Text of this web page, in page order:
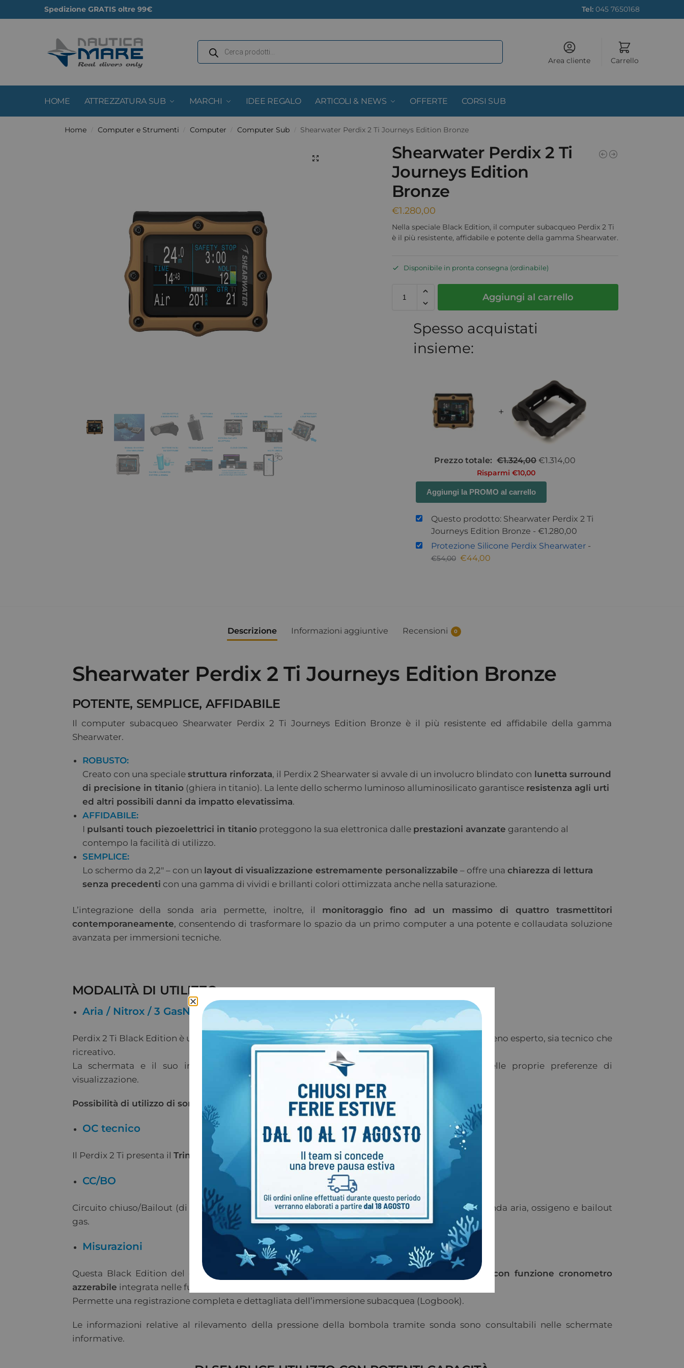
Spedizione GRATIS oltre 99€ Tel: 045 7650168
Area cliente Carrello
HOME ATTREZZATURA SUB MARCHI IDEE REGALO ARTICOLI & NEWS OFFERTE CORSI SUB
Home Computer e Strumenti Computer Computer Sub Shearwater Perdix 2 Ti Journeys Edition Bronze
Shearwater Perdix 2 Ti
Journeys Edition
Bronze
€1.280,00
Nella speciale Black Edition, il computer subacqueo Perdix 2 Ti
è il più resistente, affidabile e potente della gamma Shearwater.
Disponibile in pronta consegna (ordinabile)
Aggiungi al carrello
Spesso acquistati
insieme:
+
Prezzo totale: €1.324,00 €1.314,00
Risparmi€10,00
Aggiungi la PROMO al carrello
Questo prodotto: Shearwater Perdix 2 Ti
Journeys Edition Bronze - €1.280,00
Protezione Silicone Perdix Shearwater -
€54,00 €44,00
Descrizione Informazioni aggiuntive Recensioni 0
Shearwater Perdix 2 Ti Journeys Edition Bronze
POTENTE, SEMPLICE, AFFIDABILE
Il computer subacqueo Shearwater Perdix 2 Ti Journeys Edition Bronze è il più resistente ed affidabile della gamma
Shearwater.
ROBUSTO:
Creato con una speciale struttura rinforzata, il Perdix 2 Shearwater si avvale di un involucro blindato con lunetta surround
di precisione in titanio(ghiera in titanio). La lente dello schermo luminoso alluminosilicato garantisce resistenza agli urti
ed altri possibili danni da impatto elevatissima.
AFFIDABILE:
I pulsanti touch piezoelettrici in titanioproteggono la sua elettronica dalle prestazioni avanzate garantendo al
contempo la facilità di utilizzo.
SEMPLICE:
Lo schermo da 2,2″ – con un layout di visualizzazione estremamente personalizzabile – offre una chiarezza di lettura
senza precedenti con una gamma di vividi e brillanti colori ottimizzata anche nella saturazione.
L’integrazione della sonda aria permette, inoltre, il monitoraggio fino ad un massimo di quattro trasmettitori
contemporaneamente, consentendo di trasformare lo spazio da un primo computer a una potente e collaudata soluzione
avanzata per immersioni tecniche.
MODALITÀ DI UTILIZZO:
Aria / Nitrox / 3 GasNx
Perdix 2 Ti Black Edition è un computer sub a 3 gas (Nitrox)adatto quindi al subacqueo più o meno esperto, sia tecnico che
ricreativo.
La schermata e il suo intero
layout visivo è totalmente personalizzabile
a seconda delle proprie preferenze di
visualizzazione.
Possibilità di utilizzo di sonda aria grazie agli appositi trasmettitori Swift.
OC tecnico
Il Perdix 2 Ti presenta il Trimix abilitato come impostazione predefinita.
CC/BO
Circuito chiuso/Bailout (di emergenza) – PO2 costante per circuito chiuso – Opzione utilizzo sonda aria, ossigeno e bailout
gas.
Misurazioni
Questa Black Edition del computer sub Perdix 2 Ti Shearwater misuraprofondità e tempo con funzione cronometro
azzerabile integrata nelle funzioni.
Permette una registrazione completa e dettagliata dell’immersione subacquea (Logbook).
Le informazioni relative al rilevamento della pressione della bombola tramite sonda sono consultabili nelle schermate
informative.